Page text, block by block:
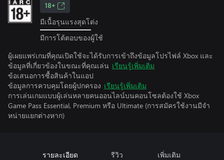
18+
มีเนื้อรุนแรงสุดโต่ง
มีการโต้ตอบของผู้ใช้
ผู้เผยแพร่เกมที่คุณเปิดใช้จะได้รับการเข้าถึงข้อมูลโปรไฟล์ Xbox และ
ข้อมูลที่เกี่ยวข้องในขณะที่คุณเล่น เรียนรู้เพิ่มเติม
ข้อเสนอการซื้อสินค้าในแอป
ข้อมูลการควบคุมโดยผู้ปกครอง เรียนรู้เพิ่มเติม
การเล่นเกมแบบผู้เล่นหลายคนออนไลน์บนคอนโซลต้องใช้ Xbox
Game Pass Essential, Premium หรือ Ultimate (การสมัครใช้งานมีจํา
หน่ายแยกต่างหาก)
รายละเอียด รีวิว เพิ่มเติม